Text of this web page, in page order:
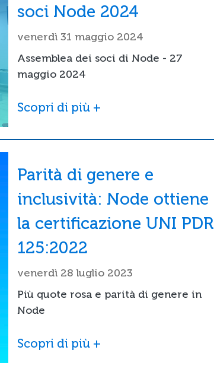
soci Node 2024
venerdì 31 maggio 2024
Assemblea dei soci di Node - 27
maggio 2024
Scopri di più +
Parità di genere e
inclusività: Node ottiene
la certificazione UNI PDR
125:2022
venerdì 28 luglio 2023
Più quote rosa e parità di genere in
Node
Scopri di più +